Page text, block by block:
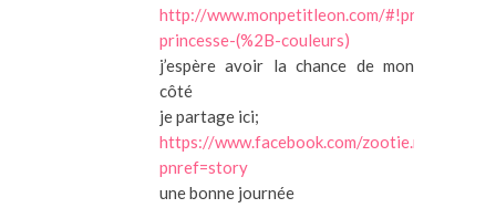
http://www.monpetitleon.com/#!product/
princesse-(%2B-couleurs)
j’espère avoir la chance de mon
côté
je partage ici;
https://www.facebook.com/zootie.mookie/
pnref=story
une bonne journée